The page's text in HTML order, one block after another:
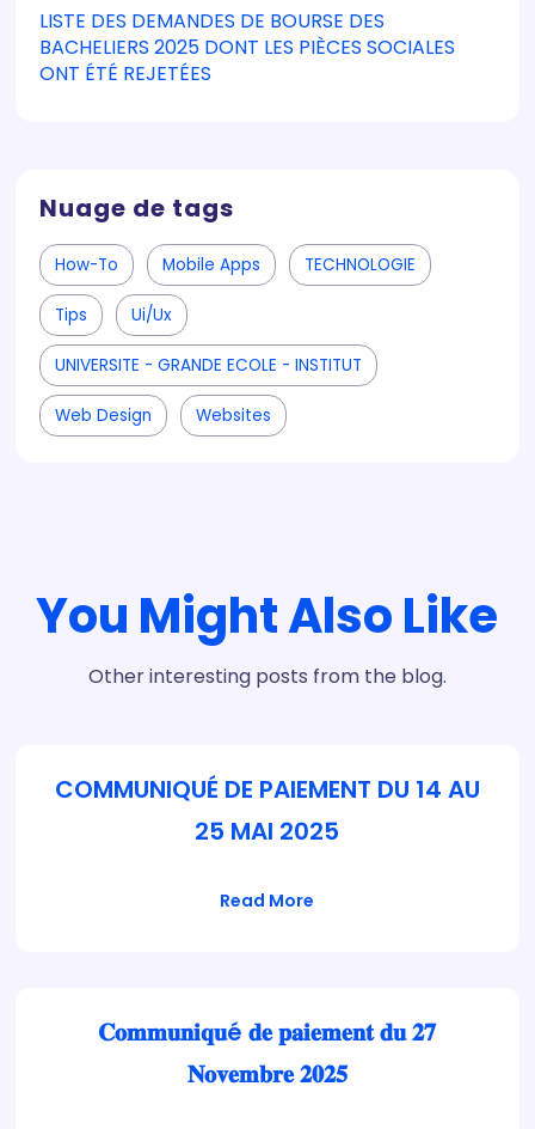
LISTE DES DEMANDES DE BOURSE DES
BACHELIERS 2025 DONT LES PIÈCES SOCIALES
ONT ÉTÉ REJETÉES
Nuage de tags
How-To Mobile Apps TECHNOLOGIE
Tips Ui/ux
UNIVERSITE - GRANDE ECOLE - INSTITUT
Web Design Websites
You Might Also Like
Other interesting posts from the blog.
COMMUNIQUÉ DE PAIEMENT DU 14 AU
25 MAI 2025
Read More
𝐂𝐨𝐦𝐦𝐮𝐧𝐢𝐪𝐮é 𝐝𝐞 𝐩𝐚𝐢𝐞𝐦𝐞𝐧𝐭 𝐝𝐮 𝟐𝟕
𝐍𝐨𝐯𝐞𝐦𝐛𝐫𝐞 𝟐𝟎𝟐𝟓